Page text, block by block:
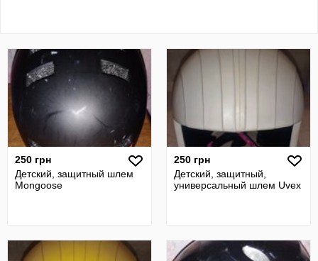
250 грн
Детский, защитный шлем
Mongoose
250 грн
Детский, защитный,
универсальный шлем Uvex